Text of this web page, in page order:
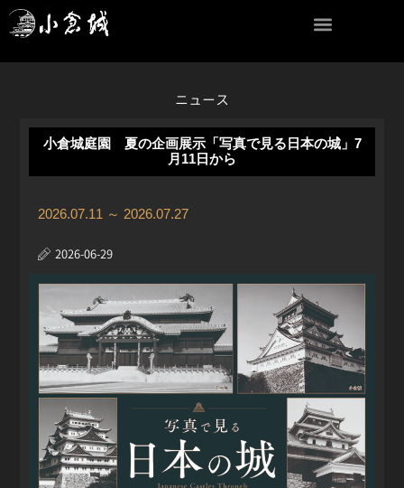
内
容
ニュース
小倉城庭園 夏の企画展示「写真で見る日本の城」7
月11日から
2026.07.11 ～ 2026.07.27
2026-06-29